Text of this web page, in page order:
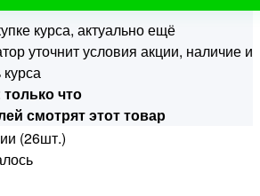
курса, актуально ещё
уточнит условия акции, наличие и
только что
смотрят этот товар
(26шт.)